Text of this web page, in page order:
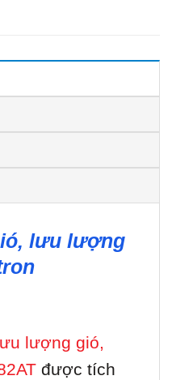
lưu lượng
lượng gió,
được tích